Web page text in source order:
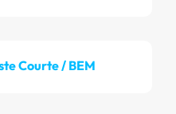
Courte / BEM